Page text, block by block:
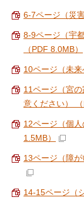
6-7ページ（災
8-9ページ（宇
（PDF 8.0MB）
10ページ（未来
11ページ（宮
意ください） （
12ページ（個
1.5MB）
13ページ（障
14-15ページ（